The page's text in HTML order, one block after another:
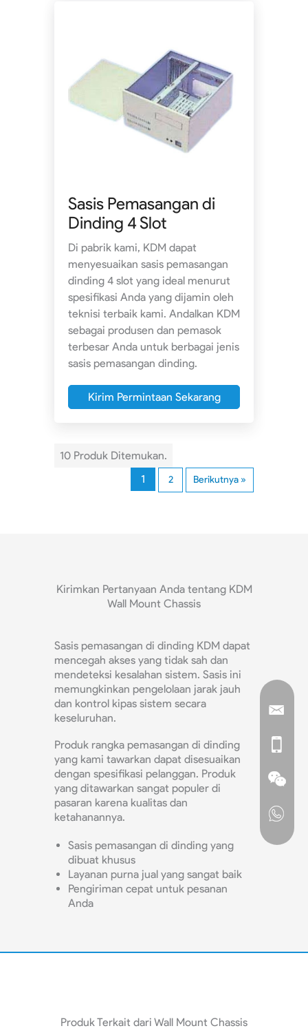
Sasis Pemasangan di
Dinding 4 Slot
Di pabrik kami, KDM dapat
menyesuaikan sasis pemasangan
dinding 4 slot yang ideal menurut
spesifikasi Anda yang dijamin oleh
teknisi terbaik kami. Andalkan KDM
sebagai produsen dan pemasok
terbesar Anda untuk berbagai jenis
sasis pemasangan dinding.
Kirim Permintaan Sekarang
10 Produk Ditemukan.
1
2 Berikutnya »
Kirimkan Pertanyaan Anda tentang KDM
Wall Mount Chassis
Sasis pemasangan di dinding KDM dapat
mencegah akses yang tidak sah dan
mendeteksi kesalahan sistem. Sasis ini
memungkinkan pengelolaan jarak jauh
dan kontrol kipas sistem secara
keseluruhan.
Produk rangka pemasangan di dinding
yang kami tawarkan dapat disesuaikan
dengan spesifikasi pelanggan. Produk
yang ditawarkan sangat populer di
pasaran karena kualitas dan
ketahanannya.
Sasis pemasangan di dinding yang
dibuat khusus
Layanan purna jual yang sangat baik
Pengiriman cepat untuk pesanan
Anda
Produk Terkait dari Wall Mount Chassis